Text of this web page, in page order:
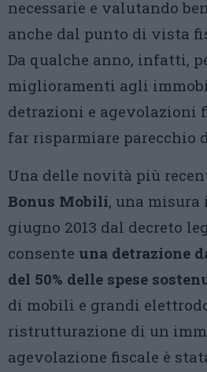
necessarie e valutando
anche dal punto di vista
Da qualche anno, infatti,
miglioramenti agli
detrazioni e agevolazioni
far risparmiare parecchio
Una delle novità più
Bonus Mobili, una
giugno 2013 dal decreto
consente una detrazione
del 50% delle spese
di mobili e grandi
ristrutturazione di un
agevolazione fiscale è